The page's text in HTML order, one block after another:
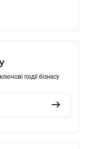
події бізнесу